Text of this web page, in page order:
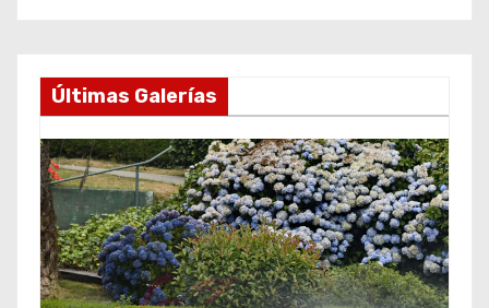
Últimas Galerías